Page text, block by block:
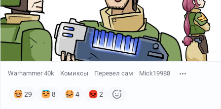
Warhammer 40k Комиксы Перевел сам Mick19988
29 8 4 2